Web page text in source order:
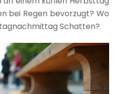
bei Regen bevorzugt? Wo
Schatten?